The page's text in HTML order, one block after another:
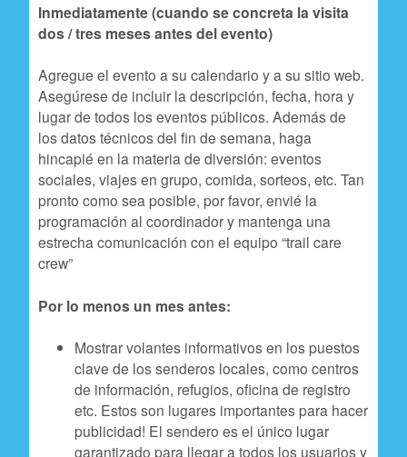
Inmediatamente (cuando se concreta la visita
dos / tres meses antes del evento)
Agregue el evento a su calendario y a su sitio web.
Asegúrese de incluir la descripción, fecha, hora y
lugar de todos los eventos públicos. Además de
los datos técnicos del fin de semana, haga
hincapié en la materia de diversión: eventos
sociales, viajes en grupo, comida, sorteos, etc. Tan
pronto como sea posible, por favor, envié la
programación al coordinador y mantenga una
estrecha comunicación con el equipo “trail care
crew”
Por lo menos un mes antes:
Mostrar volantes informativos en los puestos
clave de los senderos locales, como centros
de información, refugios, oficina de registro
etc. Estos son lugares importantes para hacer
publicidad! El sendero es el único lugar
garantizado para llegar a todos los usuarios y